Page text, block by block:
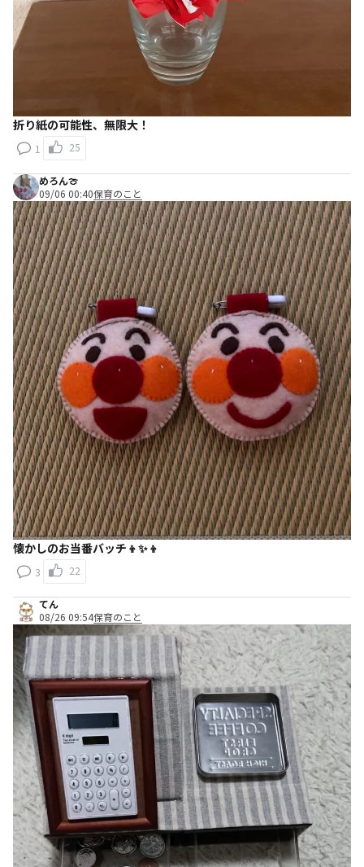
折り紙の可能性、無限大！
1 25
めろん🍈
09/06 00:40保育のこと
懐かしのお当番バッチ👦✨👦
3 22
てん
08/26 09:54保育のこと